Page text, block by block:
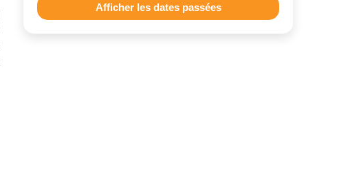
Afficher les dates passées